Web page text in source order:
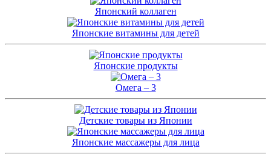
Японский коллаген
Японские витамины для детей
Японские продукты
Омега – 3
Детские товары из Японии
Японские массажеры для лица